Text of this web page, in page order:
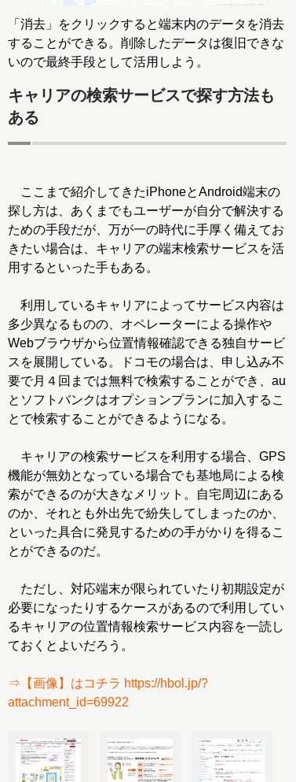
「消去」をクリックすると端末内のデータを消去
することができる。削除したデータは復旧できな
キャリアの検索サービスで探す方法も
ある
ここまで紹介してきたiPhoneとAndroid端末の
探し方は、あくまでもユーザーが自分で解決する
ための手段だが、万が一の時代に手厚く備えてお
きたい場合は、キャリアの端末検索サービスを活
用するといった手もある。
利用しているキャリアによってサービス内容は
多少異なるものの、オペレーターによる操作や
Webブラウザから位置情報確認できる独自サービ
スを展開している。ドコモの場合は、申し込み不
要で月４回までは無料で検索することができ、au
とソフトバンクはオプションプランに加入するこ
とで検索することができるようになる。
キャリアの検索サービスを利用する場合、GPS
機能が無効となっている場合でも基地局による検
索ができるのが大きなメリット。自宅周辺にある
のか、それとも外出先で紛失してしまったのか、
といった具合に発見するための手がかりを得るこ
とができるのだ。
ただし、対応端末が限られていたり初期設定が
必要になったりするケースがあるので利用してい
るキャリアの位置情報検索サービス内容を一読し
ておくとよいだろう。
⇒【画像】はコチラ https://hbol.jp/?
attachment_id=69922